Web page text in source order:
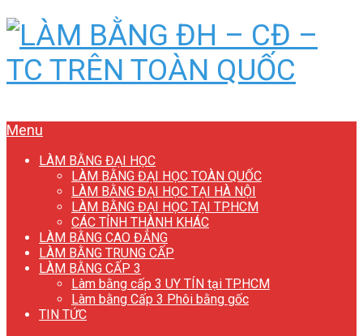
Menu
LÀM BẰNG ĐẠI HỌC
LÀM BẰNG ĐẠI HỌC TOÀN QUỐC
LÀM BẰNG ĐẠI HỌC TẠI HÀ NỘI
LÀM BẰNG ĐẠI HỌC TẠI TP.HCM
CÁC TỈNH THÀNH KHÁC
LÀM BẰNG CAO ĐẲNG
LÀM BẰNG TRUNG CẤP
LÀM BẰNG CẤP 3
Làm bằng cấp 3 UY TÍN tại TP.HCM
Làm bằng Cấp 3 Phôi bằng gốc
TIN TỨC